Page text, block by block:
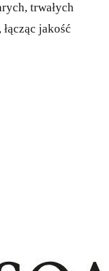
trwałych
jakość